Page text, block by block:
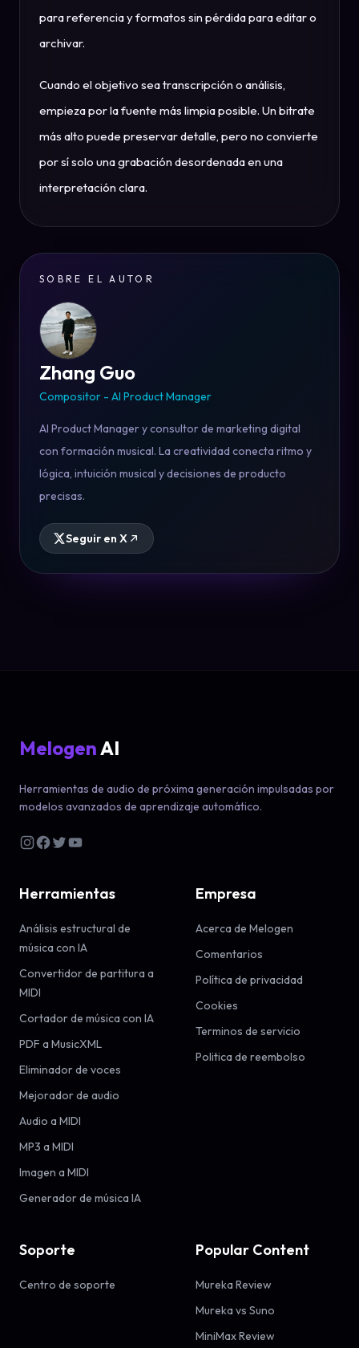
para referencia y formatos sin pérdida para editar o
archivar.
Cuando el objetivo sea transcripción o análisis,
empieza por la fuente más limpia posible. Un bitrate
más alto puede preservar detalle, pero no convierte
por sí solo una grabación desordenada en una
interpretación clara.
SOBRE EL AUTOR
Zhang Guo
Compositor - AI Product Manager
AI Product Manager y consultor de marketing digital
con formación musical. La creatividad conecta ritmo y
lógica, intuición musical y decisiones de producto
precisas.
Seguir en X
MelogenAI
Herramientas de audio de próxima generación impulsadas por
modelos avanzados de aprendizaje automático.
Herramientas
Análisis estructural de
música con IA
Convertidor de partitura a
MIDI
Cortador de música con IA
PDF a MusicXML
Eliminador de voces
Mejorador de audio
Audio a MIDI
MP3 a MIDI
Imagen a MIDI
Generador de música IA
Empresa
Acerca de Melogen
Comentarios
Política de privacidad
Cookies
Terminos de servicio
Politica de reembolso
Soporte
Centro de soporte
Popular Content
Mureka Review
Mureka vs Suno
MiniMax Review